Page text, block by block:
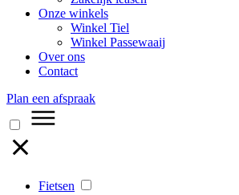
Onze winkels
Winkel Tiel
Winkel Passewaaij
Over ons
Contact
Plan een afspraak
Fietsen